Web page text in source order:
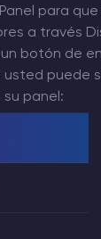
para
a través
botón de
usted puede
panel: